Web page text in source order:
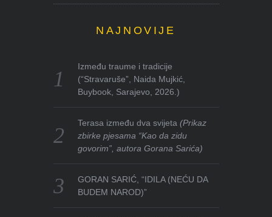
NAJNOVIJE
Između traume i tradicije
(“Stravaruše”, Naida Mujkić,
Buybook, Sarajevo, 2026.)
Terasa između dva svijeta(Prikaz
zbirke pjesama “Kao da zidu
govorim”, autora Gorana Sarića)
GORAN SARIĆ, “IDILA (NEĆU DA
BUDEM NAROD)”